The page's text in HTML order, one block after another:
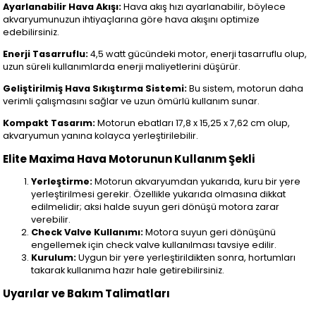
Ayarlanabilir Hava Akışı:Hava akış hızı ayarlanabilir, böylece
akvaryumunuzun ihtiyaçlarına göre hava akışını optimize
edebilirsiniz.
Enerji Tasarruflu:4,5 watt gücündeki motor, enerji tasarruflu olup,
uzun süreli kullanımlarda enerji maliyetlerini düşürür.
Geliştirilmiş Hava Sıkıştırma Sistemi:Bu sistem, motorun daha
verimli çalışmasını sağlar ve uzun ömürlü kullanım sunar.
Kompakt Tasarım:Motorun ebatları 17,8 x 15,25 x 7,62 cm olup,
akvaryumun yanına kolayca yerleştirilebilir.
Elite Maxima Hava Motorunun Kullanım Şekli
Yerleştirme:Motorun akvaryumdan yukarıda, kuru bir yere
yerleştirilmesi gerekir. Özellikle yukarıda olmasına dikkat
edilmelidir; aksi halde suyun geri dönüşü motora zarar
verebilir.
Check Valve Kullanımı:Motora suyun geri dönüşünü
engellemek için check valve kullanılması tavsiye edilir.
Kurulum:Uygun bir yere yerleştirildikten sonra, hortumları
takarak kullanıma hazır hale getirebilirsiniz.
Uyarılar ve Bakım Talimatları